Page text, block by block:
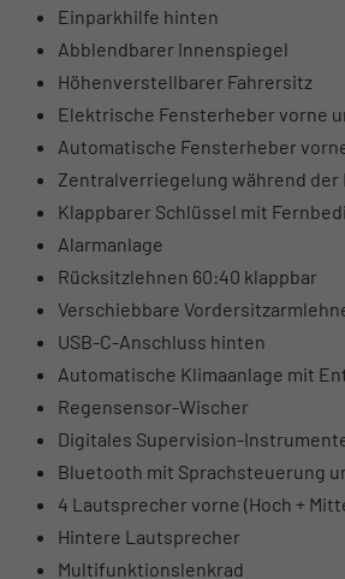
Einparkhilfe hinten
Abblendbarer Innenspiegel
Höhenverstellbarer Fahrersitz
Elektrische Fensterheber vorne
Automatische Fensterheber
Zentralverriegelung während der
Klappbarer Schlüssel mit
Alarmanlage
Rücksitzlehnen 60:40 klappbar
Verschiebbare
USB-C-Anschluss hinten
Automatische Klimaanlage mit
Regensensor-Wischer
Digitales Supervision-
Bluetooth mit Sprachsteuerung
4 Lautsprecher vorne (Hoch +
Hintere Lautsprecher
Multifunktionslenkrad